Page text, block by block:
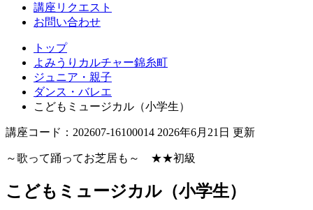
講座リクエスト
お問い合わせ
トップ
よみうりカルチャー錦糸町
ジュニア・親子
ダンス・バレエ
こどもミュージカル（小学生）
講座コード：202607-16100014 2026年6月21日 更新
～歌って踊ってお芝居も～ ★★初級
こどもミュージカル（小学生）